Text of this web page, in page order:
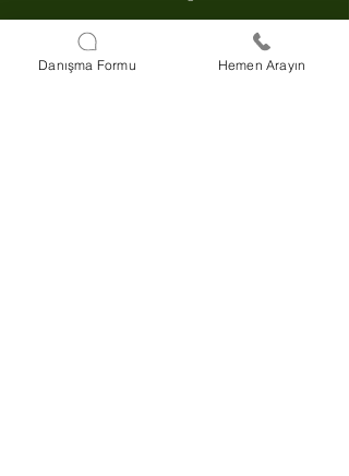
Danışma Formu Hemen Arayın